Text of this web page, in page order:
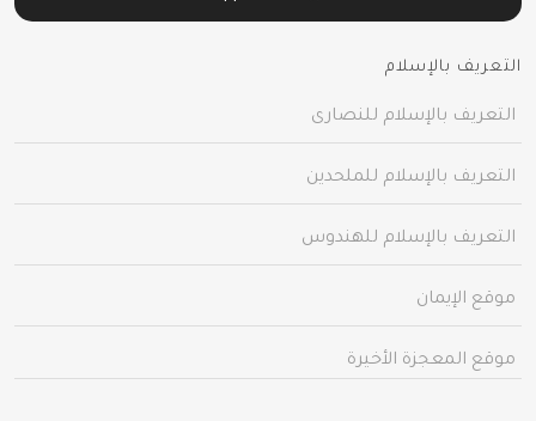
التعريف بالإسلام
التعريف بالإسلام للنصارى
التعريف بالإسلام للملحدين
التعريف بالإسلام للهندوس
موقع الإيمان
موقع المعجزة الأخيرة